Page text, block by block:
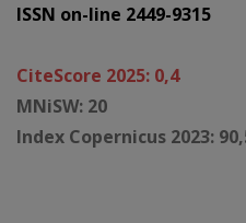
ISSN on-line 2449-9315
CiteScore 2025: 0,4
MNiSW: 20
Index Copernicus 2023: